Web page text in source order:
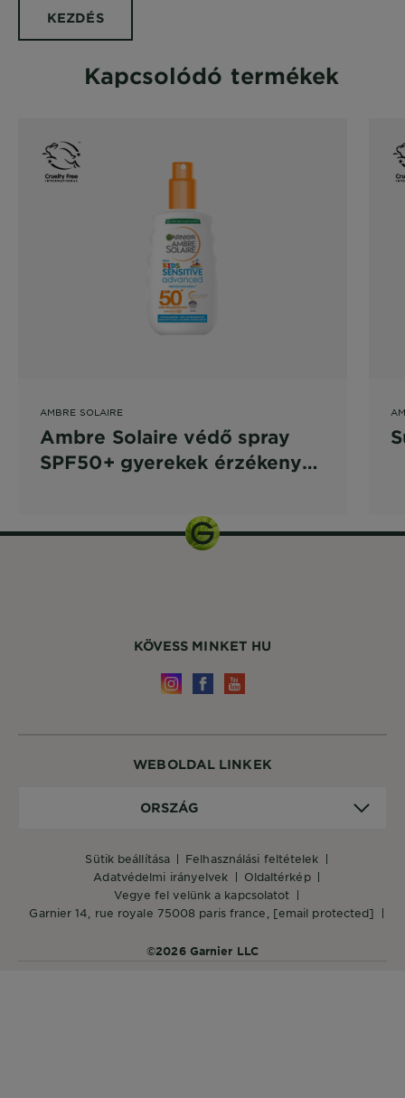
KEZDÉS
Kapcsolódó termékek
AMBRE SOLAIRE
Ambre Solaire védő spray
SPF50+ gyerekek érzékeny
WEBOLDAL LINKEK
sütik beállítása
felhasználási feltételek
adatvédelmi irányelvek
oldaltérkép
vegye fel velünk a kapcsolatot
garnier 14, rue royale 75008 paris france, [email protected]
ORSZÁG
©2026 Garnier LLC
KÖVESS MINKET HU